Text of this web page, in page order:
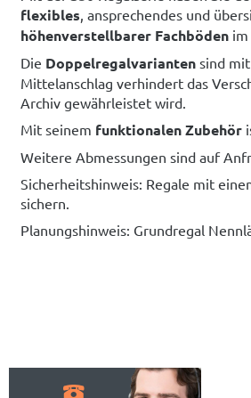
flexibles , ansprechendes und
höhenverstellbarer Fachböden
Die Doppelregalvarianten sind mit
Mittelanschlag verhindert das
Archiv gewährleistet wird.
Mit seinem funktionalen Zubehör
Weitere Abmessungen sind auf
Sicherheitshinweis: Regale mit
sichern.
Planungshinweis: Grundregal